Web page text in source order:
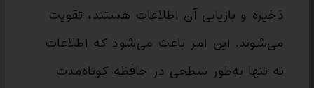
ذخیره و بازیابی آن اطلاعات هستند، تقویت
می‌شوند. این امر باعث می‌شود که اطلاعات
نه تنها به‌طور سطحی در حافظه کوتاه‌مدت